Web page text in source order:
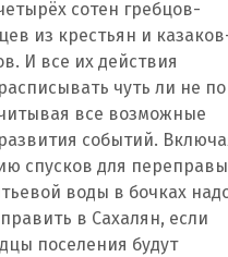
сотен гребцов-
из крестьян и
И все их действия
чуть ли не по
все возможные
событий.
спусков для
воды в бочках
в Сахалян, если
поселения будут